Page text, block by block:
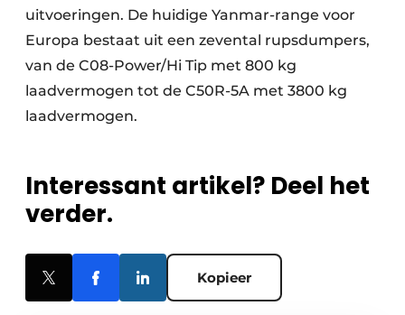
uitvoeringen. De huidige Yanmar-range voor
Europa bestaat uit een zevental rupsdumpers,
van de C08-Power/Hi Tip met 800 kg
laadvermogen tot de C50R-5A met 3800 kg
laadvermogen.
Interessant artikel? Deel het
verder.
Kopieer